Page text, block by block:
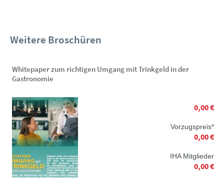
Weitere Broschüren
Whitepaper zum richtigen Umgang mit Trinkgeld in der
Gastronomie
0,00 €
Vorzugspreis*
0,00 €
IHA Mitglieder
0,00 €